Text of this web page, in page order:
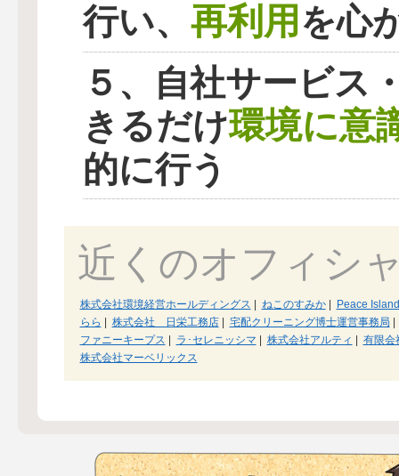
行い、 再利用を心
５、自社サービス
きるだけ環境に意
的に行う
近くのオフィシ
株式会社環境経営ホールディングス ねこのすみか|
Peace
らら
株式会社 日栄工務店| 宅配クリーニング博士運営事務局
ファニーキープス
ラ･セレニッシマ 株式会社アルティ
有限会
株式会社マーベリックス